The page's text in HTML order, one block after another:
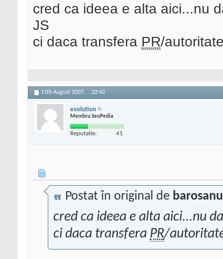
cred ca ideea e alta aici...nu
JS
ci daca transfera PR/
11th August 2007, 22:42
evolution
Membru SeoPedia
Reputatie: 41
Postat în original de barosanu
cred ca ideea e alta aici...nu
ci daca transfera PR/